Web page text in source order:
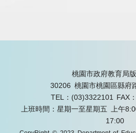
桃園市政府教育局
30206 桃園市桃園區縣府
TEL：(03)3322101
FAX
上班時間：星期一至星期五 上午
17:00